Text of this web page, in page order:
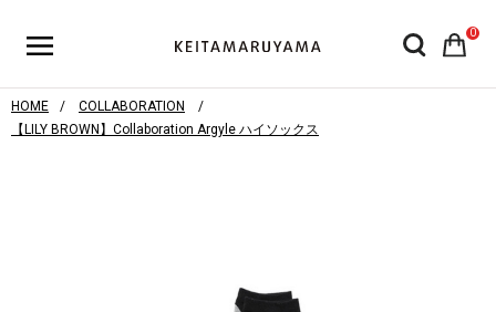
0
HOME
COLLABORATION
【LILY BROWN】Collaboration Argyle ハイソックス